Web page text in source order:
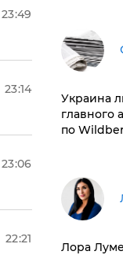
23:49
23:14
23:06
22:21
​Украина
главного
по
Лора